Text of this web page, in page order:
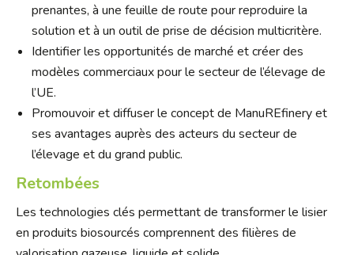
prenantes, à une feuille de route pour reproduire la
solution et à un outil de prise de décision multicritère.
Identifier les opportunités de marché et créer des
modèles commerciaux pour le secteur de l’élevage de
l’UE.
Promouvoir et diffuser le concept de ManuREfinery et
ses avantages auprès des acteurs du secteur de
l’élevage et du grand public.
Retombées
Les technologies clés permettant de transformer le lisier
en produits biosourcés comprennent des filières de